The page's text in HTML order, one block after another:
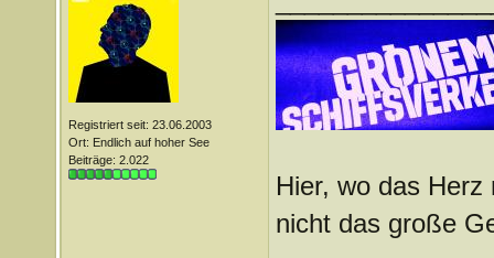
Registriert seit: 23.06.2003
Ort: Endlich auf hoher See
Beiträge: 2.022
Hier, wo das Herz
nicht das große